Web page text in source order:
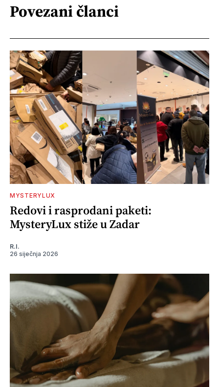
Povezani članci
MYSTERYLUX
Redovi i rasprodani paketi:
MysteryLux stiže u Zadar
R.I.
26 siječnja 2026